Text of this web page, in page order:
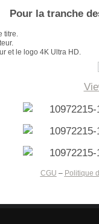
Pour la tranche
titre.
et le logo 4K Ultra HD.
CGU – Politique